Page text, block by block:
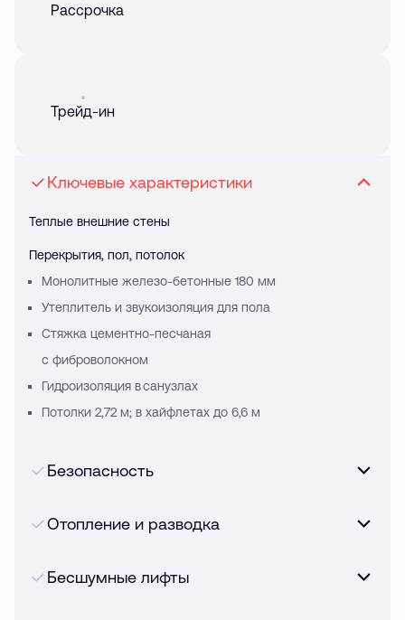
Рассрочка
Трейд-ин
Ключевые характеристики
Теплые внешние стены
Перекрытия, пол, потолок
Монолитные железо-бетонные 180 мм
Утеплитель и звукоизоляция для пола
Стяжка цементно-песчаная
с фиброволокном
Гидроизоляция в санузлах
Потолки 2,72 м; в хайфлетах до 6,6 м
Безопасность
Отопление и разводка
Бесшумные лифты